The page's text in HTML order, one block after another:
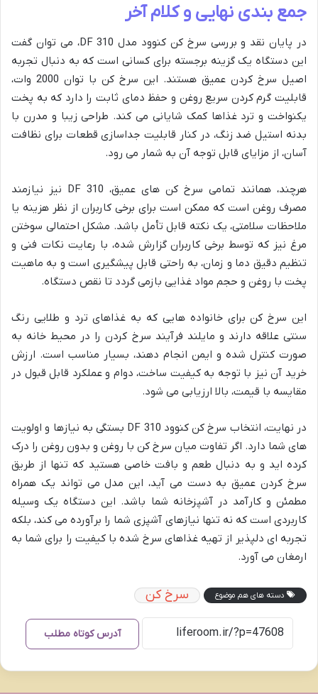
جمع بندی نهایی و کلام آخر
در پایان نقد و بررسی سرخ کن کنوود مدل DF 310، می توان گفت
این دستگاه یک گزینه برجسته برای کسانی است که به دنبال تجربه
اصیل سرخ کردن عمیق هستند. این سرخ کن با توان 2000 وات،
قابلیت گرم کردن سریع روغن و حفظ دمای ثابت را دارد که به پخت
یکنواخت و ترد غذاها کمک شایانی می کند. طراحی زیبا و مدرن با
بدنه استیل ضد زنگ، در کنار قابلیت جداسازی قطعات برای نظافت
آسان، از مزایای قابل توجه آن به شمار می رود.
هرچند، همانند تمامی سرخ کن های عمیق، DF 310 نیز نیازمند
مصرف روغن است که ممکن است برای برخی کاربران از نظر هزینه یا
ملاحظات سلامتی، یک نکته قابل تأمل باشد. مشکل احتمالی سوختن
مرغ نیز که توسط برخی کاربران گزارش شده، با رعایت نکات فنی و
تنظیم دقیق دما و زمان، به راحتی قابل پیشگیری است و به ماهیت
پخت با روغن و حجم مواد غذایی بازمی گردد تا نقص دستگاه.
این سرخ کن برای خانواده هایی که به غذاهای ترد و طلایی رنگ
سنتی علاقه دارند و مایلند فرآیند سرخ کردن را در محیط خانه به
صورت کنترل شده و ایمن انجام دهند، بسیار مناسب است. ارزش
خرید آن نیز با توجه به کیفیت ساخت، دوام و عملکرد قابل قبول در
مقایسه با قیمت، بالا ارزیابی می شود.
در نهایت، انتخاب سرخ کن کنوود DF 310 بستگی به نیازها و اولویت
های شما دارد. اگر تفاوت میان سرخ کن با روغن و بدون روغن را درک
کرده اید و به دنبال طعم و بافت خاصی هستید که تنها از طریق
سرخ کردن عمیق به دست می آید، این مدل می تواند یک همراه
مطمئن و کارآمد در آشپزخانه شما باشد. این دستگاه یک وسیله
کاربردی است که نه تنها نیازهای آشپزی شما را برآورده می کند، بلکه
تجربه ای دلپذیر از تهیه غذاهای سرخ شده با کیفیت را برای شما به
ارمغان می آورد.
دسته های هم موضوع سرخ کن
آدرس کوتاه مطلب